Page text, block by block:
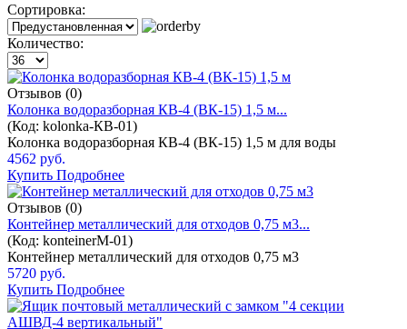
Сортировка:
Количество:
Отзывов (0)
Колонка водоразборная КВ-4 (ВК-15) 1,5 м...
(Код: kolonka-КВ-01)
Колонка водоразборная КВ-4 (ВК-15) 1,5 м для воды
4562 руб.
Купить Подробнее
Отзывов (0)
Контейнер металлический для отходов 0,75 м3...
(Код: konteinerM-01)
Контейнер металлический для отходов 0,75 м3
5720 руб.
Купить Подробнее